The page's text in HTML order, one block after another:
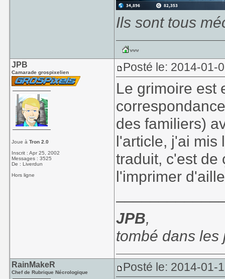
Ils sont tous
JPB
Camarade grospixelien
Joue àTron 2.0
Inscrit : Apr 25, 2002
Messages : 3525
De : Liverdun
Hors ligne
Posté le: 2014-01-
Le grimoire est
des familiers)
l'article, j'ai mis
traduit, c'est de
l'imprimer
JPB,
tombé dans les
RainMakeR
Chef de Rubrique Nécrologique Posté le: 2014-01-